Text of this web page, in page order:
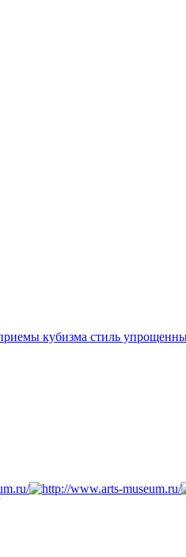
кубизма стиль